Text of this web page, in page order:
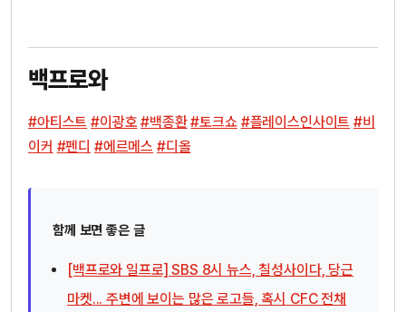
백프로와
#아티스트 #이광호 #백종환 #토크쇼 #플레이스인사이트 #비
이커 #펜디 #에르메스 #디올
함께 보면 좋은 글
[백프로와 일프로] SBS 8시 뉴스, 칠성사이다, 당근
마켓... 주변에 보이는 많은 로고들, 혹시 CFC 전채